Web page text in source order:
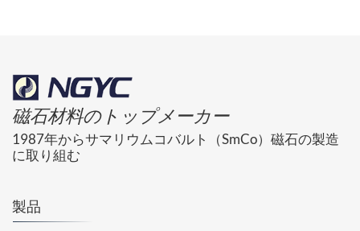
磁石材料のトップメーカー
1987年からサマリウムコバルト（SmCo）磁石の製造
に取り組む
製品